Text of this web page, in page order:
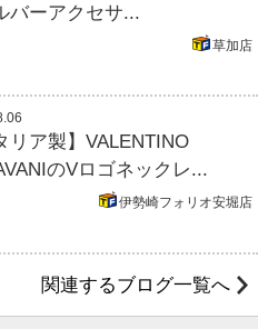
バーアクセサ...
草加店
リア製】VALENTINO
のVロゴネックレ...
伊勢崎フォリオ安堀店
関連するブログ一覧へ